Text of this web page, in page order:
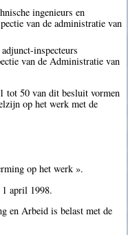
ingenieurs en
van de administratie van
inspecteurs
van de Administratie van
tot 50 van dit besluit vormen
op het werk met de
op het werk ».
april 1998.
en Arbeid is belast met de